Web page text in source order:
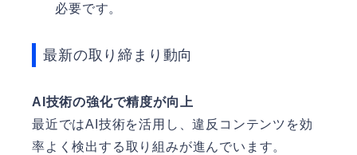
必要です。
最新の取り締まり動向
AI技術の強化で精度が向上
最近ではAI技術を活用し、違反コンテンツを効
率よく検出する取り組みが進んでいます。